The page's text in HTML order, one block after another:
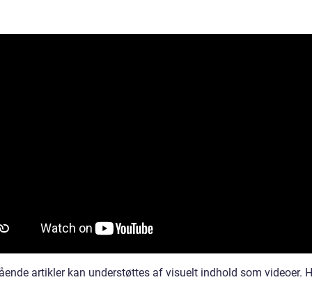
artikler kan understøttes af visuelt indhold som videoer.